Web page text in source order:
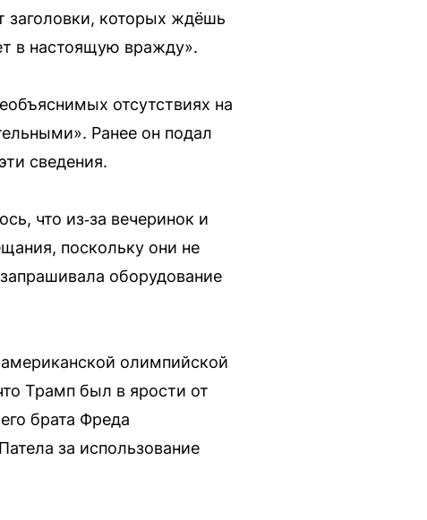
заголовки, которых ждёшь
в настоящую вражду».
отсутствиях на
Ранее он подал
сведения.
что из‑за вечеринок и
поскольку они не
оборудование
олимпийской
Трамп был в ярости от
брата Фреда
за использование